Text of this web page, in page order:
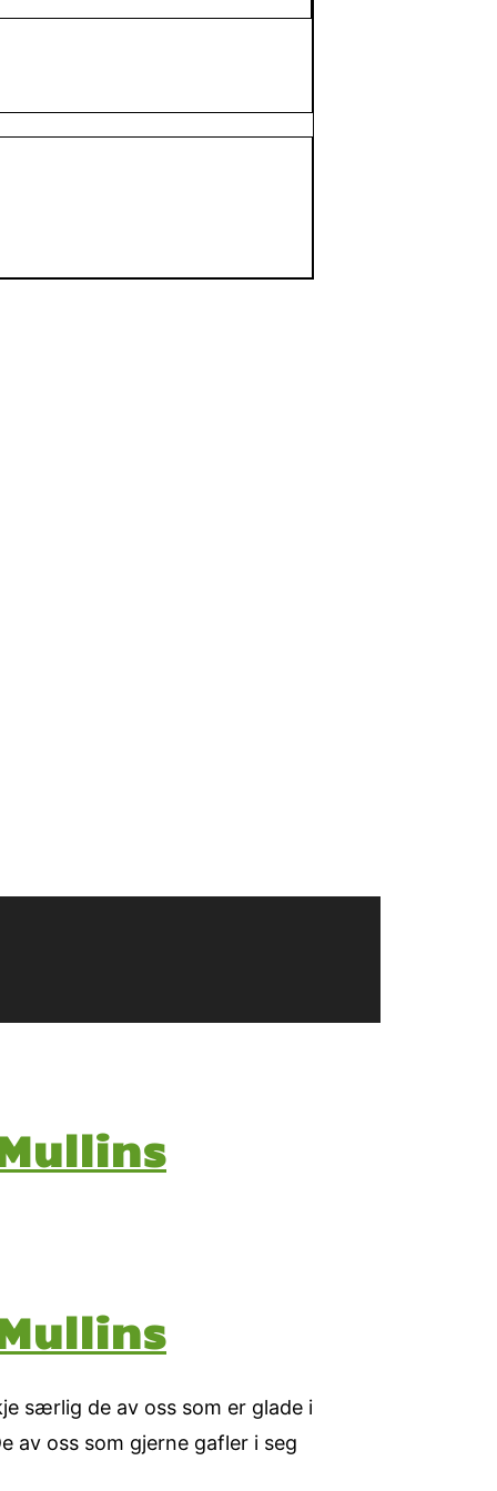
særlig de av oss som er glade i
av oss som gjerne gafler i seg